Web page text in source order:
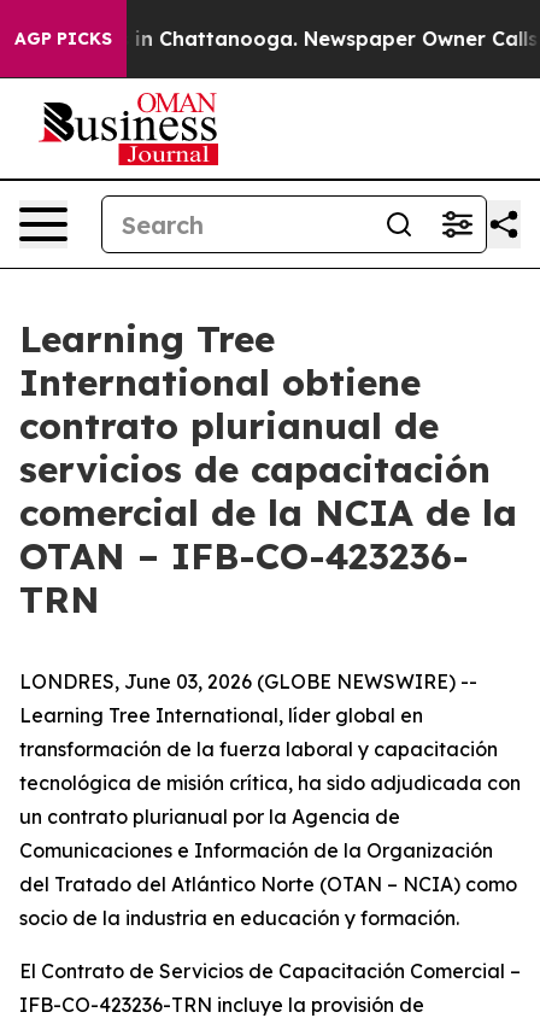
AGP PICKS
Chaos in Chattanooga. Newspaper Owner Calls
Learning Tree
International obtiene
contrato plurianual de
servicios de capacitación
comercial de la NCIA de la
OTAN – IFB-CO-423236-
TRN
LONDRES, June 03, 2026 (GLOBE NEWSWIRE) --
Learning Tree International, líder global en
transformación de la fuerza laboral y capacitación
tecnológica de misión crítica, ha sido adjudicada con
un contrato plurianual por la Agencia de
Comunicaciones e Información de la Organización
del Tratado del Atlántico Norte (OTAN – NCIA) como
socio de la industria en educación y formación.
El Contrato de Servicios de Capacitación Comercial –
IFB-CO-423236-TRN incluye la provisión de